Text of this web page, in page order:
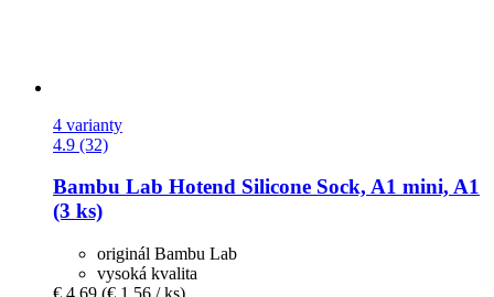
4 varianty
4.9 (32)
Bambu Lab Hotend Silicone Sock, A1 mini, A1
(3 ks)
originál Bambu Lab
vysoká kvalita
€ 4,69 (€ 1,56 / ks)